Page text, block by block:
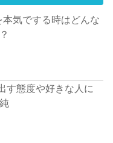
気でする時はどんな
す態度や好きな人に